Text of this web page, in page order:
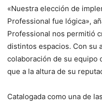
«Nuestra elección de
Professional fue lógica»,
Professional nos permitió
distintos espacios. Con su
colaboración de su equipo
que a la altura de su
Catalogada como una de